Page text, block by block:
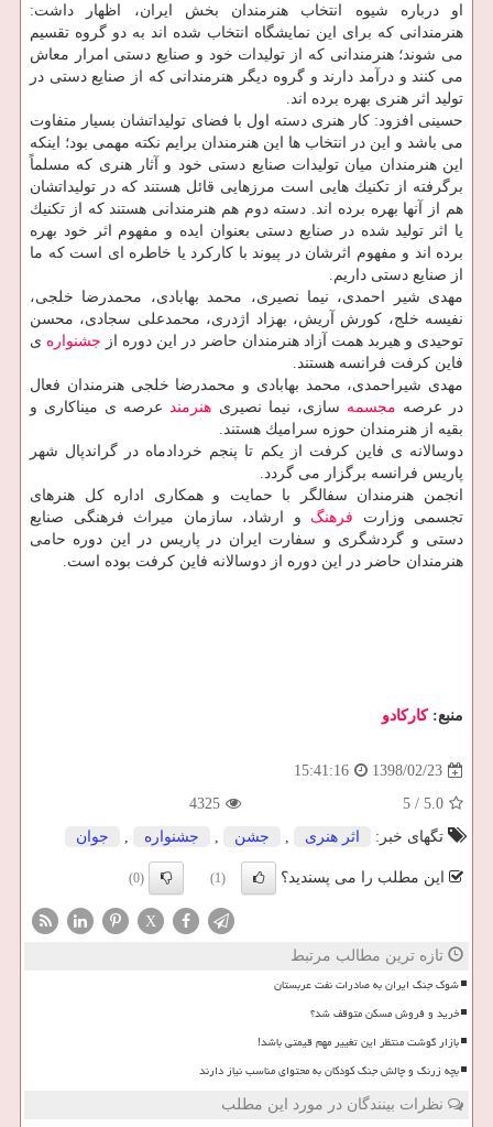
او درباره شیوه انتخاب هنرمندان بخش ایران، اظهار داشت:
هنرمندانی كه برای این نمایشگاه انتخاب شده اند به دو گروه تقسیم
می شوند؛ هنرمندانی كه از تولیدات خود و صنایع دستی امرار معاش
می كنند و درآمد دارند و گروه دیگر هنرمندانی كه از صنایع دستی در
تولید اثر هنری بهره برده اند.
حسینی افزود: كار هنری دسته اول با فضای تولیداتشان بسیار متفاوت
می باشد و این در انتخاب ها این هنرمندان برایم نكته مهمی بود؛ اینكه
این هنرمندان میان تولیدات صنایع دستی خود و آثار هنری كه مسلماً
برگرفته از تكنیك هایی است مرزهایی قائل هستند كه در تولیداتشان
هم از آنها بهره برده اند. دسته دوم هم هنرمندانی هستند كه از تكنیك
یا اثر تولید شده در صنایع دستی بعنوان ایده و مفهوم اثر خود بهره
برده اند و مفهوم اثرشان در پیوند با كاركرد یا خاطره ای است كه ما
از صنایع دستی داریم.
مهدی شیر احمدی، نیما نصیری، محمد بهابادی، محمدرضا خلجی،
نفیسه خلج، كورش آریش، بهزاد اژدری، محمدعلی سجادی، محسن
توحیدی و هیربد همت آزاد هنرمندان حاضر در این دوره از جشنواره ی
فاین كرفت فرانسه هستند.
مهدی شیراحمدی، محمد بهابادی و محمدرضا خلجی هنرمندان فعال
در عرصه مجسمه سازی، نیما نصیری هنرمند عرصه ی میناكاری و
بقیه از هنرمندان حوزه سرامیك هستند.
دوسالانه ی فاین كرفت از یكم تا پنجم خردادماه در گراندپال شهر
پاریس فرانسه برگزار می گردد.
انجمن هنرمندان سفالگر با حمایت و همكاری اداره كل هنرهای
تجسمی وزارت فرهنگ و ارشاد، سازمان میراث فرهنگی صنایع
دستی و گردشگری و سفارت ایران در پاریس در این دوره حامی
هنرمندان حاضر در این دوره از دوسالانه فاین كرفت بوده است.
منبع:كاركادو
1398/02/23
15:41:16
5.0
/
5
4325
تگهای خبر:
اثر هنری , جشن , جشنواره , جوان
این مطلب را می پسندید؟ (1)
(0)
X
تازه ترین مطالب مرتبط
شوک جنگ ایران به صادرات نفت عربستان
خرید و فروش مسکن متوقف شد؟
بازار گوشت منتظر این تغییر مهم قیمتی باشد!
بچه زرنگ و چالش جنگ کودکان به محتوای مناسب نیاز دارند
نظرات بینندگان در مورد این مطلب